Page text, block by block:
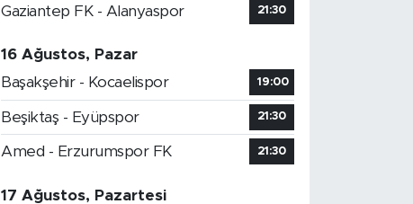
Gaziantep FK - Alanyaspor 21:30
16 Ağustos, Pazar
Başakşehir - Kocaelispor
19:00
Beşiktaş - Eyüpspor 21:30
Amed - Erzurumspor FK 21:30
17 Ağustos, Pazartesi